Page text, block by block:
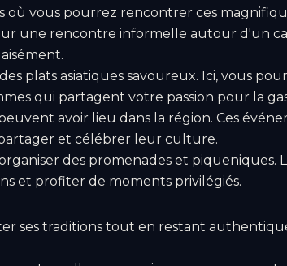
où vous pourrez rencontrer ces
une rencontre informelle autour d'un
plats asiatiques savoureux. Ici, vous
qui partagent votre passion pour la
avoir lieu dans la région. Ces
et célébrer leur culture.
des promenades et piqueniques.
et profiter de moments privilégiés.
ses traditions tout en restant